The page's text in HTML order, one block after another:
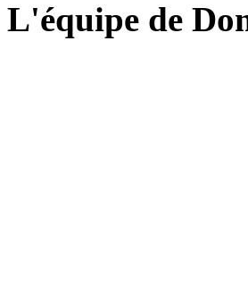
L'équipe de